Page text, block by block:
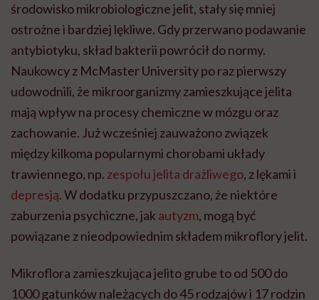
środowisko mikrobiologiczne jelit, stały się mniej
ostrożne i bardziej lękliwe. Gdy przerwano podawanie
antybiotyku, skład bakterii powrócił do normy.
Naukowcy z McMaster University po raz pierwszy
udowodnili, że mikroorganizmy zamieszkujące jelita
mają wpływ na procesy chemiczne w mózgu oraz
zachowanie. Już wcześniej zauważono związek
między kilkoma popularnymi chorobami układy
trawiennego, np. zespołu jelita drażliwego, z lękami i
depresją. W dodatku przypuszczano, że niektóre
zaburzenia psychiczne, jakautyzm, mogą być
powiązane z nieodpowiednim składem mikroflory jelit.
Mikroflora zamieszkująca jelito grube to od 500 do
1000 gatunków należących do 45 rodzajów i 17 rodzin